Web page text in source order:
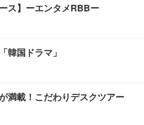
ス】ーエンタメRBBー
韓国ドラマ」
満載！こだわりデスクツアー